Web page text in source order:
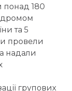
понад 180
та 5
провели
надали
групових